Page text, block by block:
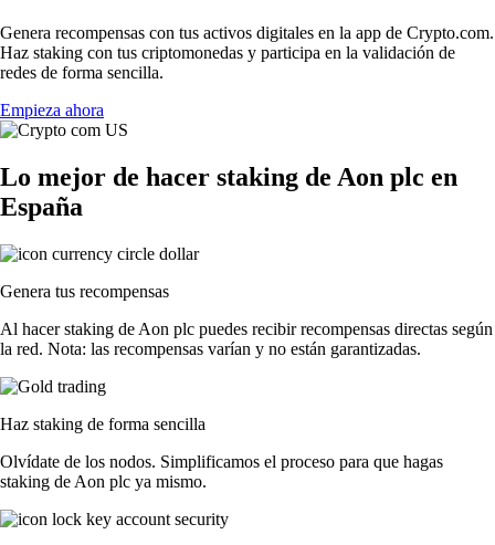
Genera recompensas con tus activos digitales en la app de Crypto.com.
Haz staking con tus criptomonedas y participa en la validación de
redes de forma sencilla.
Empieza ahora
Lo mejor de hacer staking de Aon plc en
España
Genera tus recompensas
Al hacer staking de Aon plc puedes recibir recompensas directas según
la red. Nota: las recompensas varían y no están garantizadas.
Haz staking de forma sencilla
Olvídate de los nodos. Simplificamos el proceso para que hagas
staking de Aon plc ya mismo.